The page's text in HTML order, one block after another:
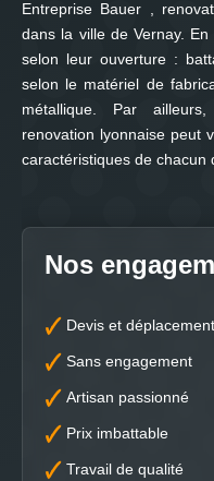
Entreprise Bauer ,
dans la ville de Vernay.
selon leur ouverture :
selon le matériel de
métallique. Par
renovation lyonnaise peut
caractéristiques de chacun
Nos
Devis et
Sans engagement
Artisan passionné
Prix imbattable
Travail de qualité